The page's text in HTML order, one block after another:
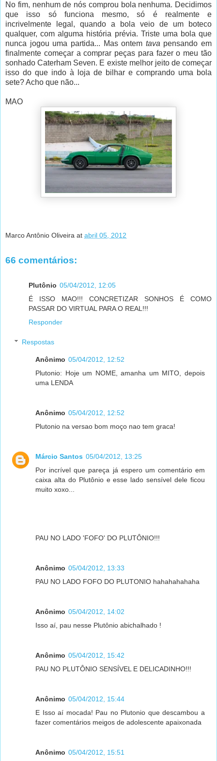
No fim, nenhum de nós comprou bola nenhuma. Decidimos
que isso só funciona mesmo, só é realmente e
incrivelmente legal, quando a bola veio de um boteco
qualquer, com alguma história prévia. Triste uma bola que
nunca jogou uma partida... Mas ontem tava pensando em
finalmente começar a comprar peças para fazer o meu tão
sonhado Caterham Seven. E existe melhor jeito de começar
isso do que indo à loja de bilhar e comprando uma bola
sete? Acho que não...
MAO
Marco Antônio Oliveira at abril 05, 2012
66 comentários:
Plutônio 05/04/2012, 12:05
É ISSO MAO!!! CONCRETIZAR SONHOS É COMO
PASSAR DO VIRTUAL PARA O REAL!!!
Responder
Respostas
Anônimo 05/04/2012, 12:52
Plutonio: Hoje um NOME, amanha um MITO, depois
uma LENDA
Anônimo 05/04/2012, 12:52
Plutonio na versao bom moço nao tem graca!
Márcio Santos 05/04/2012, 13:25
Por incrível que pareça já espero um comentário em
caixa alta do Plutônio e esse lado sensível dele ficou
muito xoxo...
PAU NO LADO 'FOFO' DO PLUTÔNIO!!!
Anônimo 05/04/2012, 13:33
PAU NO LADO FOFO DO PLUTONIO hahahahahaha
Anônimo 05/04/2012, 14:02
Isso aí, pau nesse Plutônio abichalhado !
Anônimo 05/04/2012, 15:42
PAU NO PLUTÔNIO SENSÍVEL E DELICADINHO!!!
Anônimo 05/04/2012, 15:44
E Isso aí mocada! Pau no Plutonio que descambou a
fazer comentários meigos de adolescente apaixonada
Anônimo 05/04/2012, 15:51